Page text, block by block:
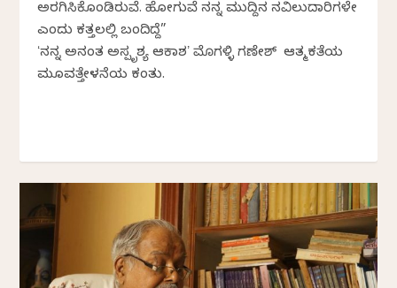
ಅರಗಿಸಿಕೊಂಡಿರುವೆ. ಹೋಗುವೆ ನನ್ನ ಮುದ್ದಿನ ನವಿಲುದಾರಿಗಳೇ
ಎಂದು ಕತ್ತಲಲ್ಲಿ ಬಂದಿದ್ದೆ”
ʻನನ್ನ ಅನಂತ ಅಸ್ಪೃಶ್ಯ ಆಕಾಶʼ ಮೊಗಳ್ಳಿ ಗಣೇಶ್‌ ಆತ್ಮಕತೆಯ
ಮೂವತ್ತೇಳನೆಯ ಕಂತು.